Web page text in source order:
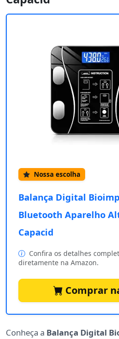
Nossa escolha
Balança Digital
Bluetooth Aparelho
Capacid
Confira os detalhes
diretamente na Amazon.
Comprar
Conheça a Balança Digital